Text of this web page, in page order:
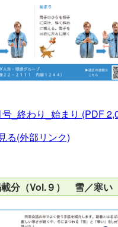
_終わり_始まり (PDF
る(外部リンク)
載分（Vol.９） 雪／寒い